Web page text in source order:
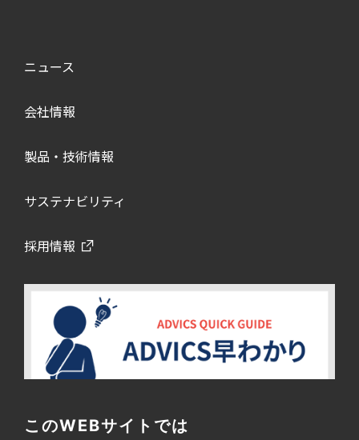
ニュース
会社情報
製品・技術情報
サステナビリティ
採用情報
このWEBサイトでは